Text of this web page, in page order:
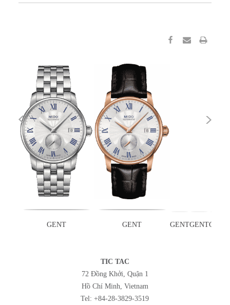
GENT GENT GENTGENTGENT
TIC TAC
72 Đồng Khởi, Quận 1
Hồ Chí Minh, Vietnam
Tel:+84-28-3829-3519